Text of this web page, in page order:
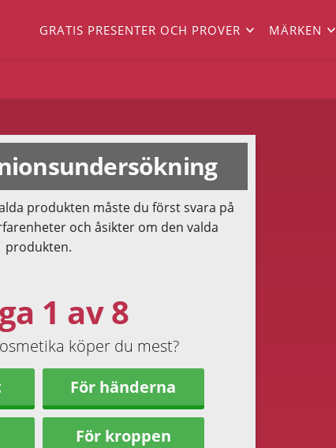
GRATIS PRESENTER OCH PROVER MÄRKEN
produkten måste du först svara på
och åsikter om den valda
produkten.
1 av 8
köper du mest?
För händerna
För kroppen